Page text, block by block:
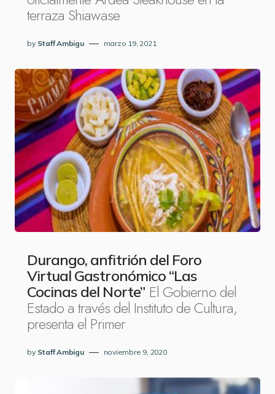
terraza Shiawase
by Staff Ambigu marzo 19, 2021
Durango, anfitrión del Foro
Virtual Gastronómico “Las
Cocinas del Norte” El Gobierno del
Estado a través del Instituto de Cultura,
presenta el Primer
by Staff Ambigu noviembre 9, 2020